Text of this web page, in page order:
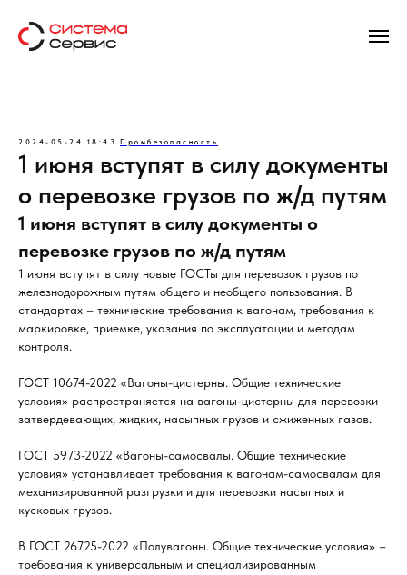
2024-05-24 18:43 Промбезопасность
1 июня вступят в силу документы
о перевозке грузов по ж/д путям
1 июня вступят в силу документы о
перевозке грузов по ж/д путям
1 июня вступят в силу новые ГОСТы для перевозок грузов по
железнодорожным путям общего и необщего пользования. В
стандартах – технические требования к вагонам, требования к
маркировке, приемке, указания по эксплуатации и методам
контроля.
ГОСТ 10674-2022 «Вагоны-цистерны. Общие технические
условия» распространяется на вагоны-цистерны для перевозки
затвердевающих, жидких, насыпных грузов и сжиженных газов.
ГОСТ 5973-2022 «Вагоны-самосвалы. Общие технические
условия» устанавливает требования к вагонам-самосвалам для
механизированной разгрузки и для перевозки насыпных и
кусковых грузов.
В ГОСТ 26725-2022 «Полувагоны. Общие технические условия» –
требования к универсальным и специализированным